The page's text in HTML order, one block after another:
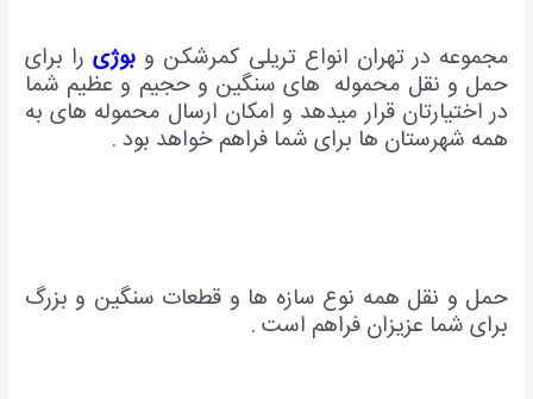
مجموعه در تهران انواع تریلی کمرشکن و بوژی را برای
حمل و نقل محموله های سنگین و حجیم و عظیم شما
در اختیارتان قرار میدهد و امکان ارسال محموله های به
همه شهرستان ها برای شما فراهم خواهد بود .
حمل و نقل همه نوع سازه ها و قطعات سنگین و بزرگ
برای شما عزیزان فراهم است .